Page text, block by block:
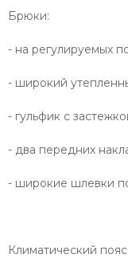
Брюки:
- на регулируемых
- широкий
- гульфик с
- два передних
- широкие шлевки
Климатический пояс